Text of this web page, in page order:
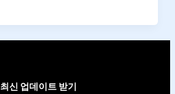
최신 업데이트 받기